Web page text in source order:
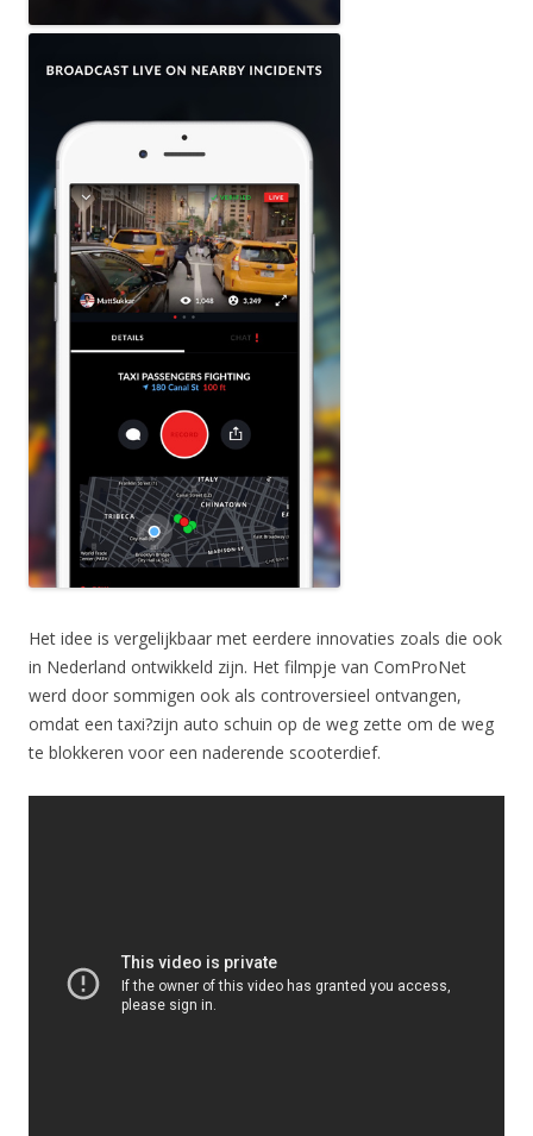
Het idee is vergelijkbaar met eerdere innovaties zoals die ook
in Nederland ontwikkeld zijn. Het filmpje van ComProNet
werd door sommigen ook als controversieel ontvangen,
omdat een taxi?zijn auto schuin op de weg zette om de weg
te blokkeren voor een naderende scooterdief.